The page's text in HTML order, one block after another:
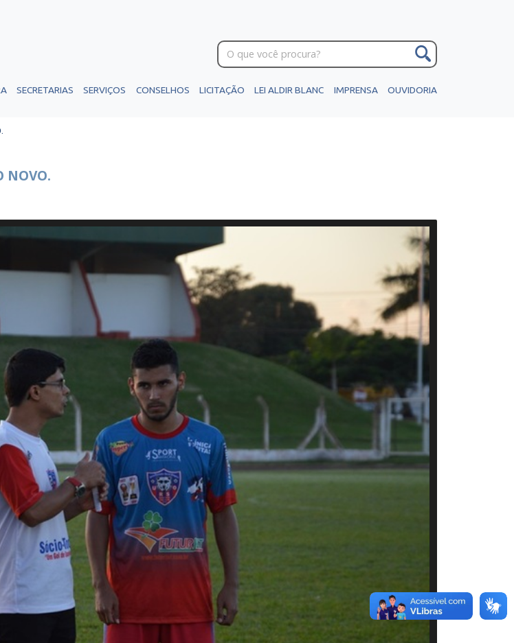
SECRETARIAS SERVIÇOS CONSELHOS LICITAÇÃO LEI ALDIR BLANC IMPRENSA OUVIDORIA
NOVO.